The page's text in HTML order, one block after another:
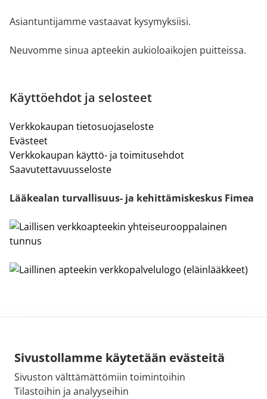
Sivustollamme käytetään evästeitä
Sivuston välttämättömiin toimintoihin
Tilastoihin ja analyyseihin
Asiantuntijamme vastaavat kysymyksiisi.
Neuvomme sinua apteekin aukioloaikojen puitteissa.
Käyttöehdot ja selosteet
Verkkokaupan tietosuojaseloste
Evästeet
Verkkokaupan käyttö- ja toimitusehdot
Saavutettavuusseloste
Lääkealan turvallisuus- ja kehittämiskeskus Fimea
Sähköpostiosoite: